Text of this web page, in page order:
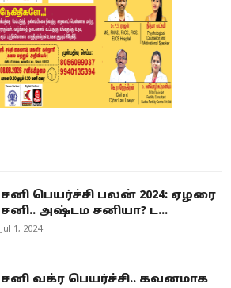
சனி பெயர்ச்சி பலன் 2024: ஏழரை
சனி.. அஷ்டம சனியா? ட...
Jul 1, 2024
சனி வக்ர பெயர்ச்சி.. கவனமாக